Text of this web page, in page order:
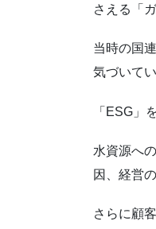
さえる「
当時の国
気づいて
「ESG」
水資源へ
因、経営
さらに顧